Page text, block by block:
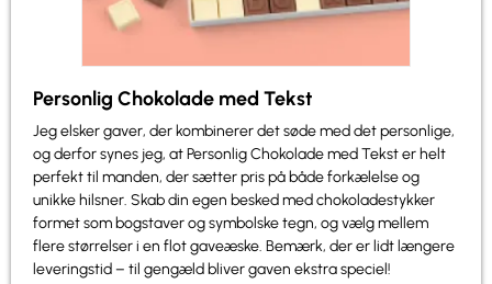
Personlig Chokolade med Tekst
Jeg elsker gaver, der kombinerer det søde med det personlige,
og derfor synes jeg, at Personlig Chokolade med Tekst er helt
perfekt til manden, der sætter pris på både forkælelse og
unikke hilsner. Skab din egen besked med chokoladestykker
formet som bogstaver og symbolske tegn, og vælg mellem
flere størrelser i en flot gaveæske. Bemærk, der er lidt længere
leveringstid – til gengæld bliver gaven ekstra speciel!